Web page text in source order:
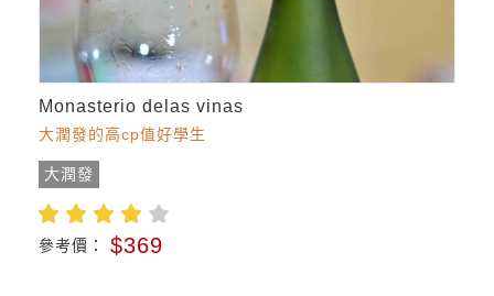
Monasterio delas vinas
大潤發的高cp值好學生
大潤發
參考價： $369